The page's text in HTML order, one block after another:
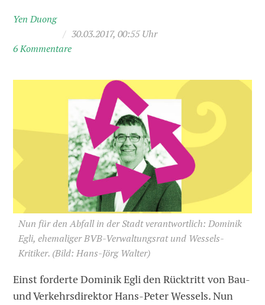
Yen Duong
/ 30.03.2017, 00:55 Uhr
6 Kommentare
Nun für den Abfall in der Stadt verantwortlich: Dominik
Egli, ehemaliger BVB-Verwaltungsrat und Wessels-
Kritiker. (Bild: Hans-Jörg Walter)
Einst forderte Dominik Egli den Rücktritt von Bau-
und Verkehrsdirektor Hans-Peter Wessels. Nun